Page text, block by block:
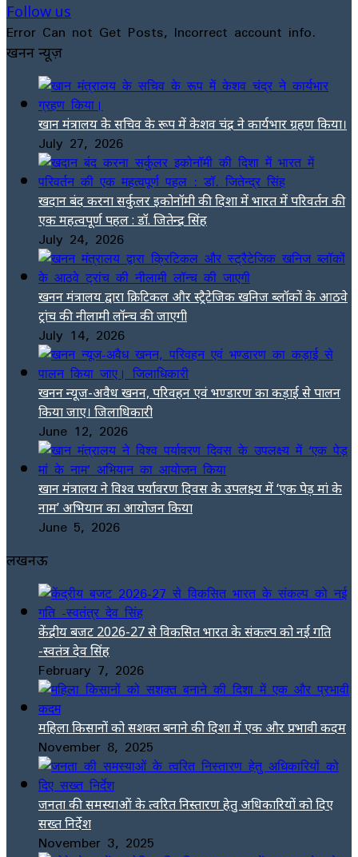
Follow us
Error Can not Get Posts, Incorrect account info.
खनन न्यूज़
खान मंत्रालय के सचिव के रूप में केशव चंद्र ने कार्यभार ग्रहण किया।
July 27, 2026
खदान बंद करना सर्कुलर इकोनॉमी की दिशा में भारत में परिवर्तन की
एक महत्वपूर्ण पहल : डॉ. जितेन्द्र सिंह
July 24, 2026
खनन मंत्रालय द्वारा क्रिटिकल और स्ट्रैटेजिक खनिज ब्लॉकों के आठवे
ट्रांच की नीलामी लॉन्च की जाएगी
July 14, 2026
खनन न्यूज-अवैध खनन, परिवहन एवं भण्डारण का कड़ाई से पालन
किया जाए। जिलाधिकारी
June 12, 2026
खान मंत्रालय ने विश्व पर्यावरण दिवस के उपलक्ष्य में ‘एक पेड़ मां के
नाम’ अभियान का आयोजन किया
June 5, 2026
लखनऊ
केंद्रीय बजट 2026-27 से विकसित भारत के संकल्प को नई गति
-स्वतंत्र देव सिंह
February 7, 2026
महिला किसानों को सशक्त बनाने की दिशा में एक और प्रभावी कदम
November 8, 2025
जनता की समस्याओं के त्वरित निस्तारण हेतु अधिकारियों को दिए
सख्त निर्देश
November 3, 2025